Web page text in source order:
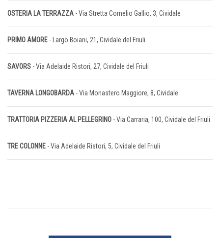
OSTERIA LA TERRAZZA - Via Stretta Cornelio Gallio, 3, Cividale
PRIMO AMORE - Largo Boiani, 21, Cividale del Friuli
SAVORS - Via Adelaide Ristori, 27, Cividale del Friuli
TAVERNA LONGOBARDA - Via Monastero Maggiore, 8, Cividale
TRATTORIA PIZZERIA AL PELLEGRINO - Via Carraria, 100, Cividale del Friuli
TRE COLONNE - Via Adelaide Ristori, 5, Cividale del Friuli